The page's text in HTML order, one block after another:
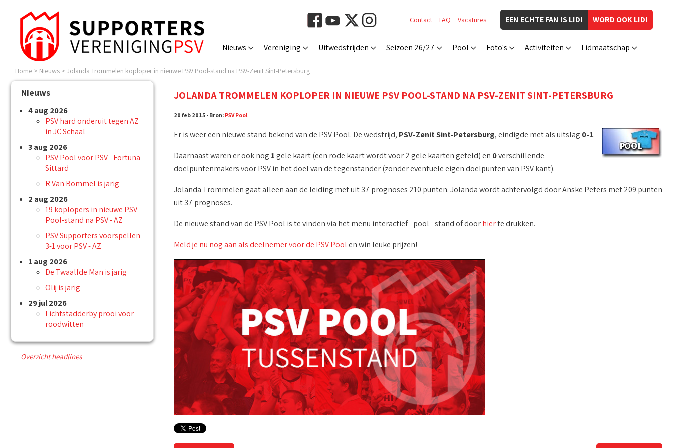
WORD OOK LID!
EEN ECHTE FAN IS LID!
Contact FAQ Vacatures
Nieuws Vereniging Uitwedstrijden Seizoen 26/27 Pool Foto's Activiteiten Lidmaatschap
Home > Nieuws > Jolanda Trommelen koploper in nieuwe PSV Pool-stand na PSV-Zenit Sint-Petersburg
Nieuws
4 aug 2026
PSV hard onderuit tegen AZ
in JC Schaal
3 aug 2026
PSV Pool voor PSV - Fortuna
Sittard
R Van Bommel is jarig
2 aug 2026
19 koplopers in nieuwe PSV
Pool-stand na PSV - AZ
PSV Supporters voorspellen
3-1 voor PSV - AZ
1 aug 2026
De Twaalfde Man is jarig
Olij is jarig
29 jul 2026
Lichtstadderby prooi voor
roodwitten
Overzicht headlines
JOLANDA TROMMELEN KOPLOPER IN NIEUWE PSV POOL-STAND NA PSV-ZENIT SINT-PETERSBURG
20 feb 2015 - Bron: PSV Pool
Er is weer een nieuwe stand bekend van de PSV Pool. De wedstrijd, PSV-Zenit Sint-Petersburg, eindigde met als uitslag 0-1.
Daarnaast waren er ook nog 1gele kaart (een rode kaart wordt voor 2 gele kaarten geteld) en 0verschillende
doelpuntenmakers voor PSV in het doel van de tegenstander (zonder eventuele eigen doelpunten van PSV kant).
Jolanda Trommelen gaat alleen aan de leiding met uit 37 prognoses 210 punten. Jolanda wordt achtervolgd door Anske Peters met 209 punten
uit 37 prognoses.
De nieuwe stand van de PSV Pool is te vinden via het menu interactief - pool - stand of doorhierte drukken.
Meld je nu nog aan als deelnemer voor de PSV Poolen win leuke prijzen!